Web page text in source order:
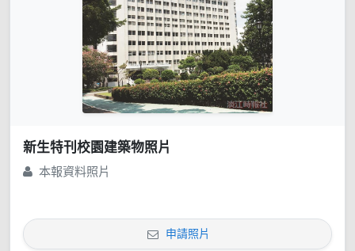
新生特刊校園建築物照片
本報資料照片
申請照片